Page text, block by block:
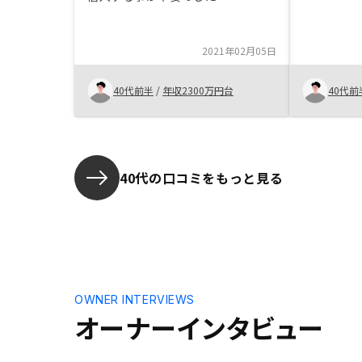
2021年02月05日
40代前半 / 年収2300万円台 40代前
40代の口コミをもっと見る
オーナーインタビュー
OWNER INTERVIEWS